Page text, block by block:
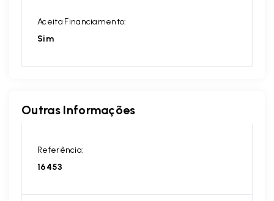
Aceita Financiamento:
Sim
Outras Informações
Referência:
16453